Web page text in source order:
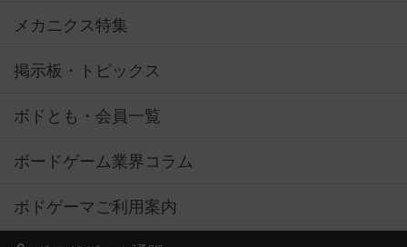
メカニクス特集
掲示板・トピックス
ボドとも・会員一覧
ボードゲーム業界コラム
ボドゲーマご利用案内